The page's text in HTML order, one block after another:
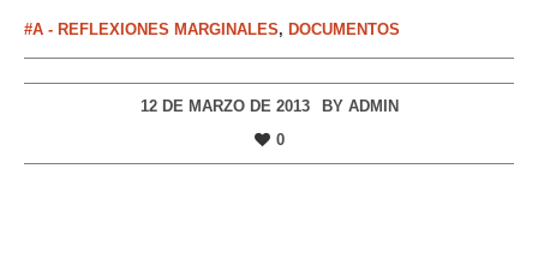
#A - REFLEXIONES MARGINALES, DOCUMENTOS
12 DE MARZO DE 2013 BY ADMIN
0